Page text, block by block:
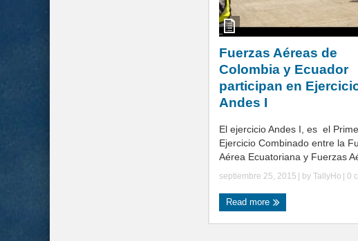
Fuerzas Aéreas de
Colombia y Ecuador
participan en
Andes I
El ejercicio Andes I, es el
Ejercicio Combinado entre la
Aérea Ecuatoriana y Fuerzas
septiembre 25, 2015 | by TallyHo 0
Read more